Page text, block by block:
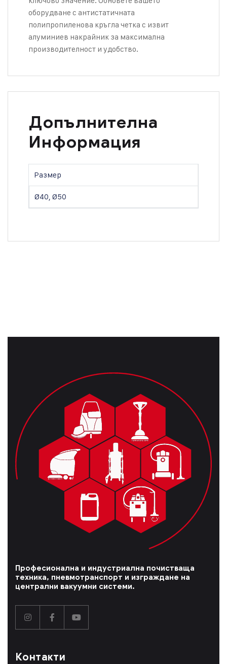
оборудване с антистатичната
полипропиленова кръгла четка с извит
алуминиев накрайник за максимална
производителност и удобство.
Допълнителна
Информация
Размер
Ø40, Ø50
Професионална и индустриална почистваща
техника, пневмотранспорт и изграждане на
централни вакуумни системи.
Контакти